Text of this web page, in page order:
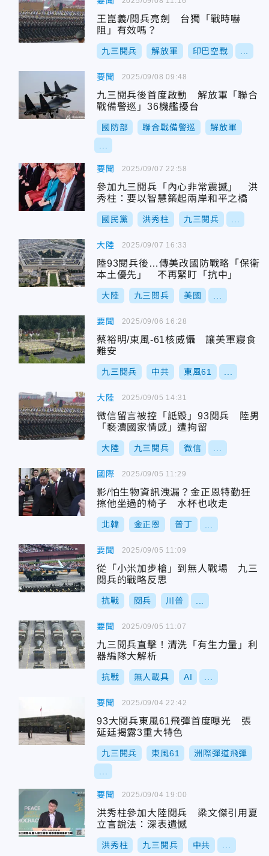
王崑義/閱兵亮劍 台獨「戰時嚇
阻」有效嗎？
九三閱兵 解放軍 印巴空戰
要聞
九三閱兵後首度啟動 解放軍「聯合
戰備警巡」36機艦擾台
國防部 聯合戰備警巡 解放軍
2025/09/08 09:48
要聞
參加九三閱兵「內心非常震撼」 洪
秀柱：要以智慧築起兩岸和平之橋
國民黨 洪秀柱 九三閱兵
2025/09/07 22:58
大陸
陸93閱兵後…傳美改國防戰略「保衛
本土優先」 不再緊盯「抗中」
大陸 九三閱兵 美國
2025/09/07 16:33
要聞
蔡裕明/東風-61核威懾 讓美軍寢食
難安
九三閱兵 中共 東風61
2025/09/06 16:28
大陸
微信留言被控「詆毀」93閱兵 陸男
「褻瀆國家情感」遭拘留
大陸 九三閱兵 微信
2025/09/05 14:31
國際
影/怕生物資訊洩漏？金正恩特勤狂
擦他坐過的椅子 水杯也收走
北韓 金正恩 普丁
2025/09/05 11:29
要聞
從「小米加步槍」到無人戰場 九三
閱兵的戰略反思
抗戰 閱兵 川普
2025/09/05 11:09
要聞
九三閱兵直擊！清洗「有生力量」利
器編隊大解析
抗戰 無人載具 AI
2025/09/05 11:07
要聞
93大閱兵東風61飛彈首度曝光 張
延廷揭露3重大特色
九三閱兵 東風61 洲際彈道飛彈
2025/09/04 22:42
要聞
洪秀柱參加大陸閱兵 梁文傑引用夏
立言說法：深表遺憾
洪秀柱 九三閱兵 中共
2025/09/04 19:00